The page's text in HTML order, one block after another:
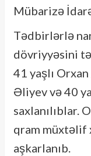
Mübarizə
Tədbirlərlə
dövriyyəsini
41 yaşlı Orxan
Əliyev və 40
saxlanılıblar.
qram müxtəlif
aşkarlanıb.